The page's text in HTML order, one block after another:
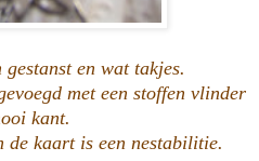
en wat takjes.
met een stoffen vlinder
kant.
de kaart is een nestabilitie.